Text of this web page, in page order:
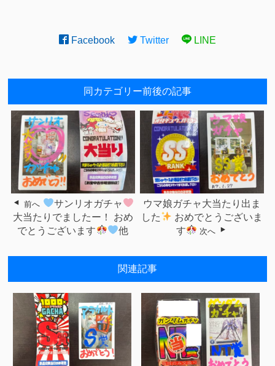
Facebook Twitter LINE
同カテゴリー前後の記事
前へ
サンリオガチャ
大当たりでましたー！ おめ
でとうございます
他
ウマ娘ガチャ大当たり出ま
した
おめでとうございま
す
次へ
関連記事